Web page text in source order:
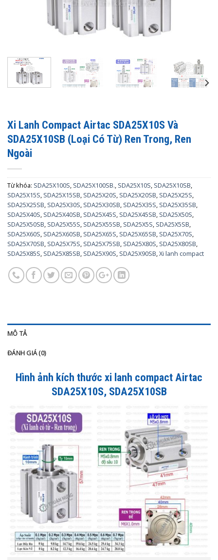
Xi Lanh Compact Airtac SDA25X10S Và
SDA25X10SB (Loại Có Từ) Ren Trong, Ren
Ngoài
Từ khóa: SDA25X100S, SDA25X100SB., SDA25X10S, SDA25X10SB,
SDA25X15S, SDA25X15SB, SDA25X20S, SDA25X20SB, SDA25X25S,
SDA25X25SB, SDA25X30S, SDA25X30SB, SDA25X35S, SDA25X35SB,
SDA25X40S, SDA25X40SB, SDA25X45S, SDA25X45SB, SDA25X50S,
SDA25X50SB, SDA25X55S, SDA25X55SB, SDA25X5S, SDA25X5SB,
SDA25X60S, SDA25X60SB, SDA25X65S, SDA25X65SB, SDA25X70S,
SDA25X70SB, SDA25X75S, SDA25X75SB, SDA25X80S, SDA25X80SB,
SDA25X85S, SDA25X85SB, SDA25X90S, SDA25X90SB,Xi lanh compact
MÔ TẢ
ĐÁNH GIÁ (0)
Hình ảnh kích thước xi lanh compact Airtac
SDA25X10S, SDA25X10SB